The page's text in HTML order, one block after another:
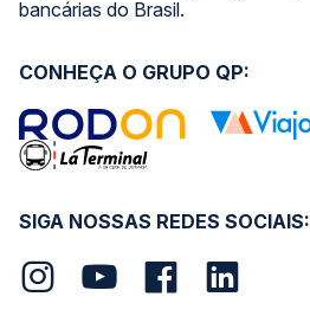
bancárias do Brasil.
SIGA NOSSAS REDES SOCIAIS:
CONHEÇA O GRUPO QP: